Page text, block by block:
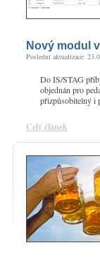
Nový modul
Poslední aktualizace:
Do IS/STAG
objednán pro
přizpůsobitelný i
Celý článek